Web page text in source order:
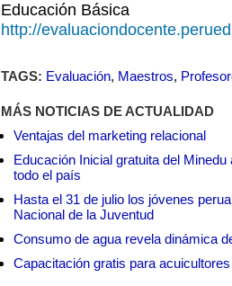
Educación Básica
http://
TAGS: Evaluación, Maestros,
MÁS NOTICIAS DE ACTUALIDAD
Ventajas del marketing relacional
Educación Inicial gratuita del
todo el país
Hasta el 31 de julio los jóvenes
Nacional de la Juventud
Consumo de agua revela dinámica
Capacitación gratis para